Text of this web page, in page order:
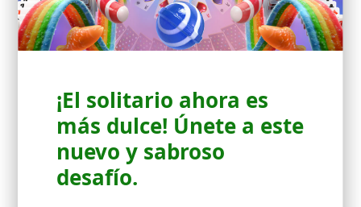
¡El solitario ahora es
más dulce! Únete a este
nuevo y sabroso
desafío.